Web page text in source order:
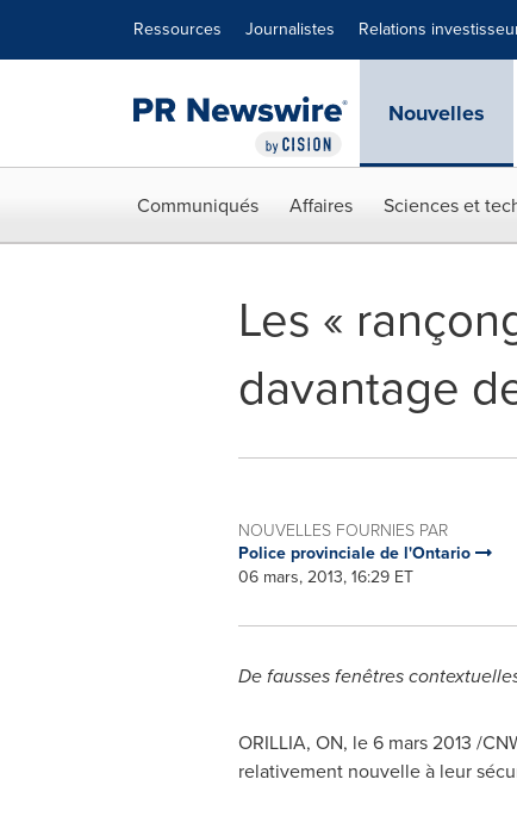
Ressources Journalistes Relations
Nouvelles
Communiqués Affaires Sciences et
Les «
davantage
NOUVELLES FOURNIES PAR
Police provinciale de l'Ontario
06 mars, 2013, 16:29 ET
De fausses fenêtres
ORILLIA, ON, le 6 mars 2013 /
relativement nouvelle à leur